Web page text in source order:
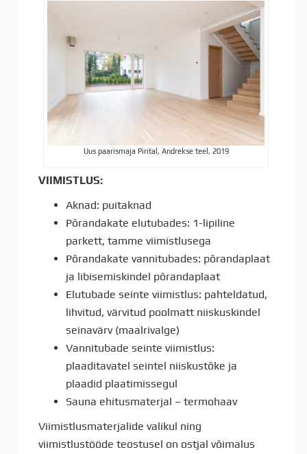
Uus paarismaja Pirital, Andrekse teel, 2019
VIIMISTLUS:
Aknad: puitaknad
Põrandakate elutubades: 1-lipiline
parkett, tamme viimistlusega
Põrandakate vannitubades: põrandaplaat
ja libisemiskindel põrandaplaat
Elutubade seinte viimistlus: pahteldatud,
lihvitud, värvitud poolmatt niiskuskindel
seinavärv (maalrivalge)
Vannitubade seinte viimistlus:
plaaditavatel seintel niiskustõke ja
plaadid plaatimissegul
Sauna ehitusmaterjal – termohaav
Viimistlusmaterjalide valikul ning
viimistlustööde teostusel on ostjal võimalus